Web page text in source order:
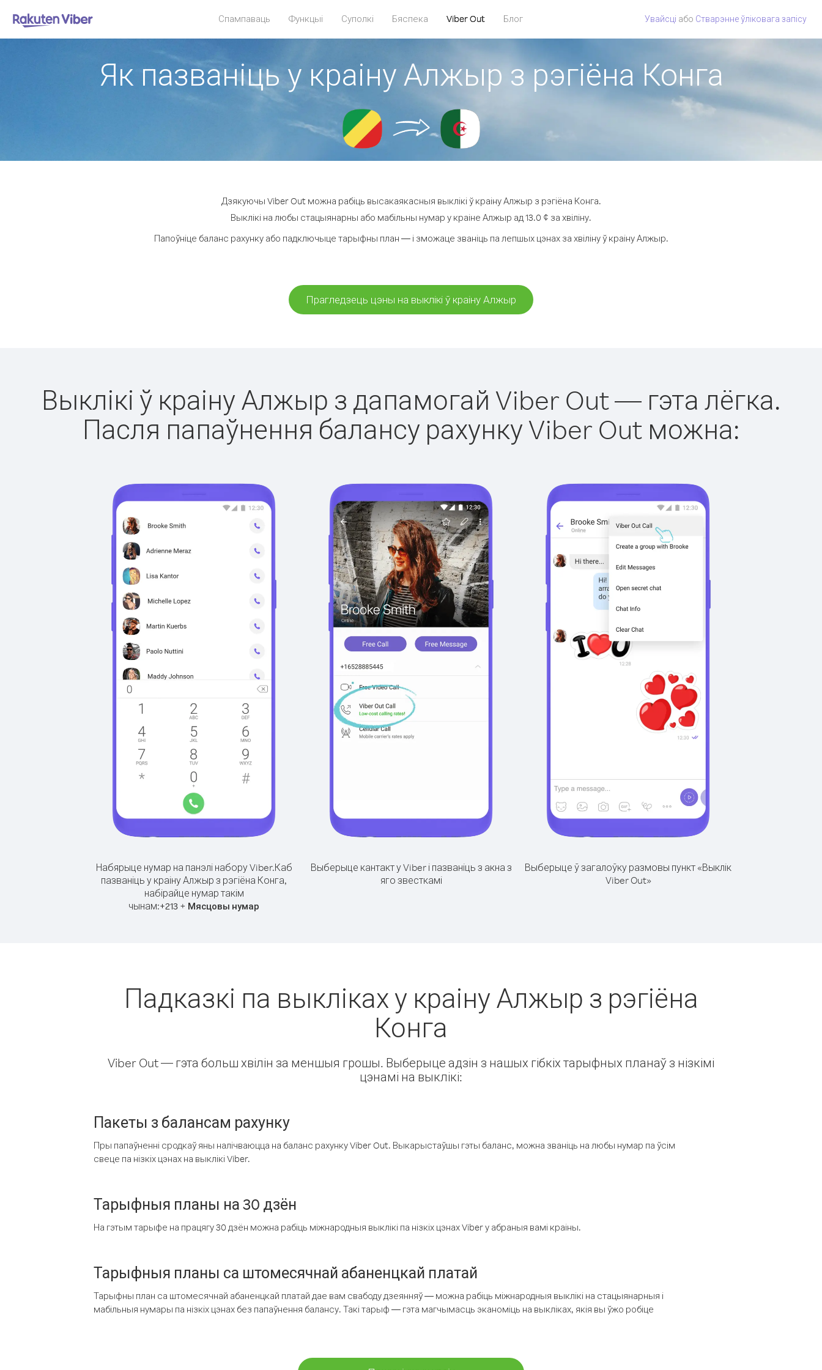
Спампаваць Функцыі Суполкі Бяспека Viber Out Блог Увайсці або Стварэнне ўліковага запісу
Як пазваніць у краіну Алжыр з рэгіёна Конга
Дзякуючы Viber Out можна рабіць высакаякасныя выклікі ў краіну Алжыр з рэгіёна Конга.
Выклікі на любы стацыянарны або мабільны нумар у краіне Алжыр ад 13.0 ¢ за хвіліну.
Папоўніце баланс рахунку або падключыце тарыфны план — і зможаце званіць па лепшых цэнах за хвіліну ў краіну Алжыр.
Прагледзець цэны на выклікі ў краіну Алжыр
Выклікі ў краіну Алжыр з дапамогай Viber Out — гэта лёгка.
Пасля папаўнення балансу рахунку Viber Out можна:
Набярыце нумар на панэлі набору Viber.Каб
пазваніць у краіну Алжыр з рэгіёна Конга,
набірайце нумар такім
чынам:+213 + Мясцовы нумар
Выберыце кантакт у Viber і пазваніць з акна з
яго звесткамі
Выберыце ў загалоўку размовы пункт «Выклік
Viber Out»
Падказкі па выкліках у краіну Алжыр з рэгіёна
Конга
Viber Out — гэта больш хвілін за меншыя грошы. Выберыце адзін з нашых гібкіх тарыфных планаў з нізкімі
цэнамі на выклікі:
Пакеты з балансам рахунку
Пры папаўненні сродкаў яны налічваюцца на баланс рахунку Viber Out. Выкарыстаўшы гэты баланс, можна званіць на любы нумар па ўсім
свеце па нізкіх цэнах на выклікі Viber.
Тарыфныя планы на 30 дзён
На гэтым тарыфе на працягу 30 дзён можна рабіць міжнародныя выклікі па нізкіх цэнах Viber у абраныя вамі краіны.
Тарыфныя планы са штомесячнай абаненцкай платай
Тарыфны план са штомесячнай абаненцкай платай дае вам свабоду дзеянняў — можна рабіць міжнародныя выклікі на стацыянарныя і
мабільныя нумары па нізкіх цэнах без папаўнення балансу. Такі тарыф — гэта магчымасць эканоміць на выкліках, якія вы ўжо робіце